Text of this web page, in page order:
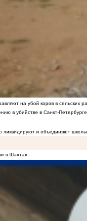
на убой коров в сельских
в убийстве в Санкт-Петербурге
и объединяют
в Шахтах